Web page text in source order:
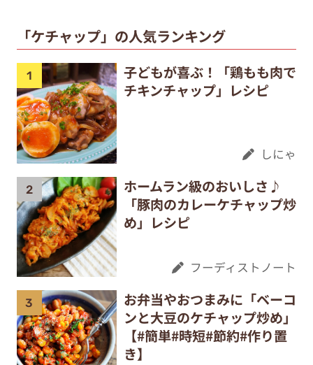
「ケチャップ」の人気ランキング
子どもが喜ぶ！「鶏もも肉で
チキンチャップ」レシピ
しにゃ
ホームラン級のおいしさ♪
「豚肉のカレーケチャップ炒
め」レシピ
フーディストノート
お弁当やおつまみに「ベーコ
ンと大豆のケチャップ炒め」
【#簡単#時短#節約#作り置
き】